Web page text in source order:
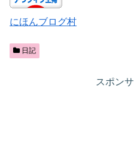
にほんブログ村
日記
スポン